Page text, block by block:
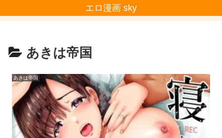
エロ漫画 sky
あきは帝国
あきは帝国